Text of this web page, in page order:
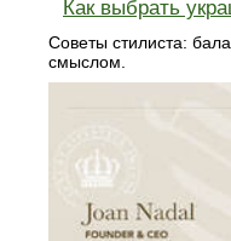
Как выбрать
Советы стилиста:
смыслом.